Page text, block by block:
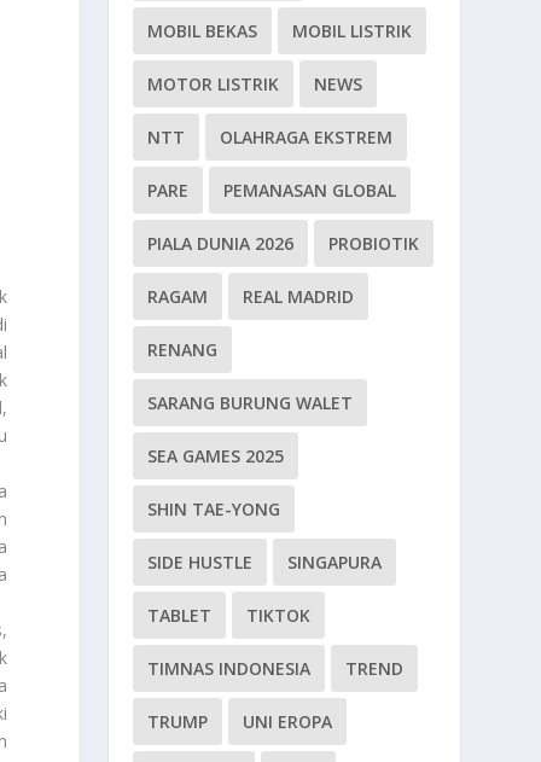
MOBIL BEKAS MOBIL LISTRIK
MOTOR LISTRIK NEWS
NTT OLAHRAGA EKSTREM
PARE PEMANASAN GLOBAL
PIALA DUNIA 2026 PROBIOTIK
RAGAM REAL MADRID
RENANG
SARANG BURUNG WALET
SEA GAMES 2025
SHIN TAE-YONG
SIDE HUSTLE SINGAPURA
TABLET TIKTOK
TIMNAS INDONESIA TREND
TRUMP UNI EROPA